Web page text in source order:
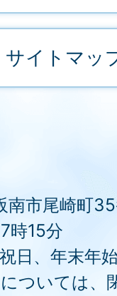
サイトマッ
市尾崎町35
時15分
日、年末年
ついては、